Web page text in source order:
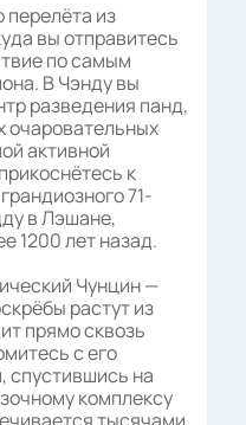
перелёта из
вы отправитесь
по самым
В Чэнду вы
разведения панд,
очаровательных
активной
к
71-
в Лэшане,
1200 лет назад.
Чунцин —
растут из
прямо сквозь
с его
спустившись на
комплексу